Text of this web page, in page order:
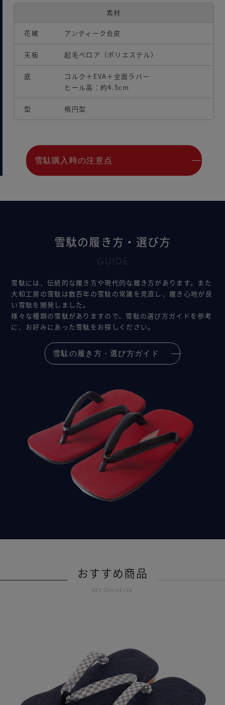
素材
花緒 アンティーク合皮
天板 起毛ベロア（ポリエステル）
底
コルク＋EVA＋全面ラバー
ヒール高：約4.5cm
型 楕円型
雪駄購入時の注意点
雪駄の履き方・選び方
雪駄には、伝統的な履き方や現代的な履き方があります。また
大和工房の雪駄は数百年の雪駄の常識を見直し、履き心地が良
い雪駄を開発しました。
様々な種類の雪駄がありますので、雪駄の選び方ガイドを参考
に、お好みにあった雪駄をお探しください。
雪駄の履き方・選び方ガイド
おすすめ商品
RECOMMEND